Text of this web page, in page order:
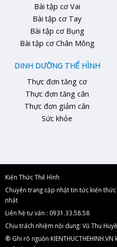
Bài tập cơ Vai
Bài tập cơ Tay
Bài tập cơ Bụng
Bài tập cơ Chân Mông
DINH DƯỠNG THỂ HÌNH
Thực đơn tăng cơ
Thực đơn tăng cân
Thực đơn giảm cân
Sức khỏe
Kiến Thức Thể Hình
Chuyên trang cập nhật tin tức kiến
nhất
Liên hệ tư vấn : 0931.33.58.58
Chịu trách nhiệm nội dung: Vũ Thu
® Ghi rõ nguồn